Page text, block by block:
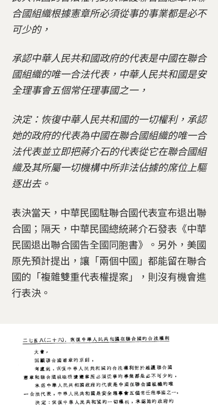
合國組織根據憲章所必須從事的事業都是必不
可少的，
承認中華人民共和國政府的代表是中國在聯合
國組織的唯一合法代表，中華人民共和國是安
全理事會五個常任理事國之一，
決定：恢復中華人民共和國的一切權利，承認
她的政府的代表為中國在聯合國組織的唯一合
法代表並立即把蔣介石的代表從它在聯合國組
織及其所屬一切機構中所非法佔據的席位上驅
逐出去。
表決當天，中華民國駐聯合國代表宣布退出聯
合國；隔天，中華民國總統蔣介石發表《中華
民國退出聯合國告全國同胞書》。另外，美國
原先預計提出，讓「兩個中國」都能留在聯合
國的「複雜雙重代表權提案」，則沒有機會進
行表決。